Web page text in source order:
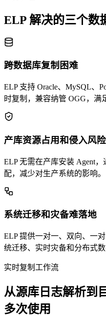
ELP 解决的三个数
跨数据库复制困难
ELP 支持 Oracle、MySQL、
时复制，兼容纳管 OGG，满
产库资源占用和侵入风险
ELP 无需在产库安装 Agent
配，减少对生产系统的影响。
系统迁移和灾备难落地
ELP 提供一对一、双向、一
统迁移、实时灾备和分布式数
实时复制工作流
从源库日志解析到
多次使用